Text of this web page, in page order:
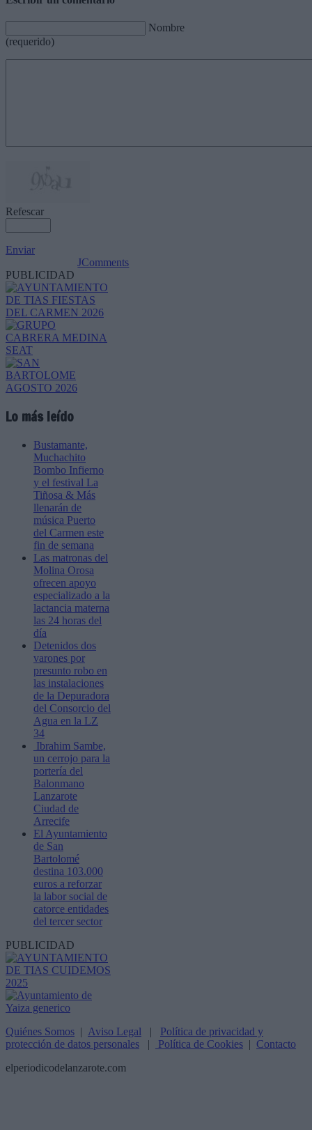
Nombre
(requerido)
Refescar
Enviar
JComments
PUBLICIDAD
Lo más leído
Bustamante,
Muchachito
Bombo Infierno
y el festival La
Tiñosa & Más
llenarán de
música Puerto
del Carmen este
fin de semana
Las matronas del
Molina Orosa
ofrecen apoyo
especializado a la
lactancia materna
las 24 horas del
día
Detenidos dos
varones por
presunto robo en
las instalaciones
de la Depuradora
del Consorcio del
Agua en la LZ
34
Ibrahim Sambe,
un cerrojo para la
portería del
Balonmano
Lanzarote
Ciudad de
Arrecife
El Ayuntamiento
de San
Bartolomé
destina 103.000
euros a reforzar
la labor social de
catorce entidades
del tercer sector
PUBLICIDAD
Quiénes Somos | Aviso Legal | Política de privacidad y
protección de datos personales | Política de Cookies | Contacto
elperiodicodelanzarote.com